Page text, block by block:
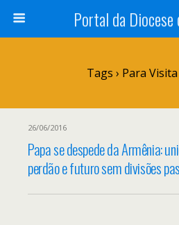
Portal da Diocese
Tags › Para
26/06/2016
Papa se despede da Armênia:
perdão e futuro sem divisões